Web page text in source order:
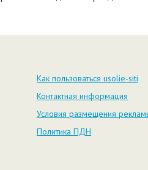
Как пользоваться usolie-siti
Контактная информация
Условия размещения
Политика ПДН